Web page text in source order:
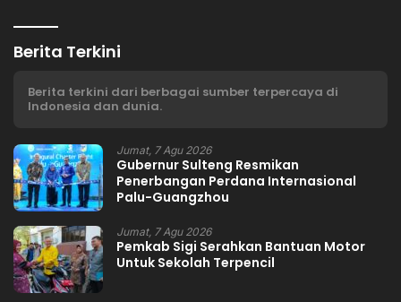
Berita Terkini
Berita terkini dari berbagai sumber terpercaya di
Indonesia dan dunia.
Jumat, 7 Agu 2026
Gubernur Sulteng Resmikan
Penerbangan Perdana Internasional
Palu-Guangzhou
Jumat, 7 Agu 2026
Pemkab Sigi Serahkan Bantuan Motor
Untuk Sekolah Terpencil